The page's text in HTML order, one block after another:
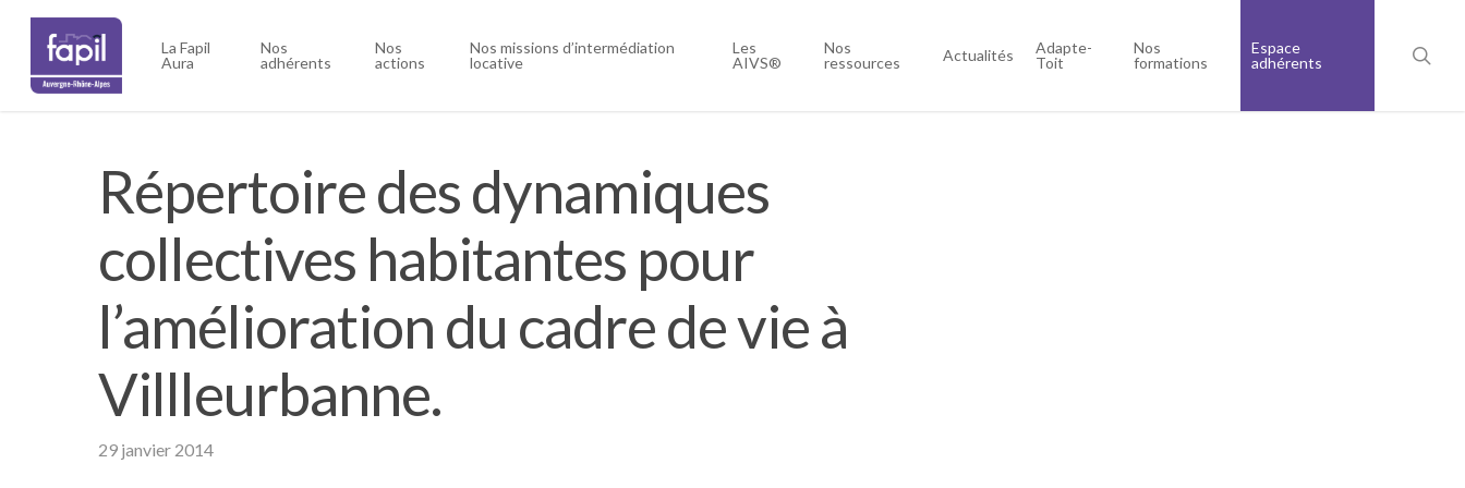
Skip
main
La Fapil
Aura
Nos
adhérents
Nos
actions
Nos missions d’intermédiation
locative
Les
AIVS®
Nos
ressources
Actualités
Adapte-
Toit
Nos
formations
Espace
adhérents
Répertoire des dynamiques
collectives habitantes pour
l’amélioration du cadre de vie à
Villleurbanne.
29 janvier 2014